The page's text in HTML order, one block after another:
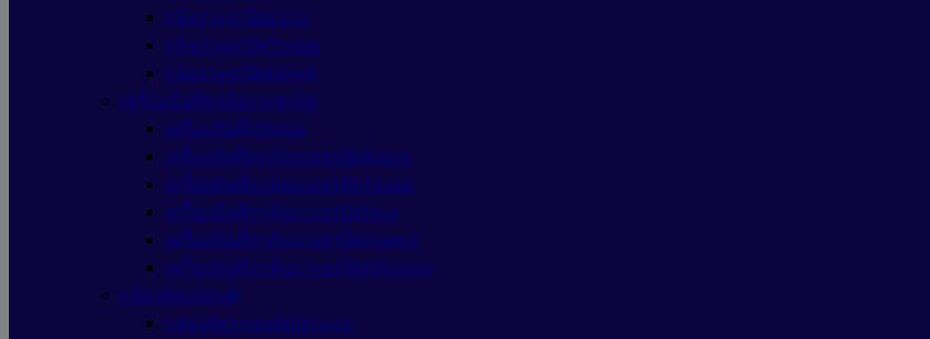
กล้องวงจรปิดEzviz
กล้องวงจรปิดTp-link
กล้องวงจรปิดHilook
เครื่องบันทึกกล้องวงจรปิด
เครื่องบันทึกDahua
เครื่องบันทึกกล้องวงจรปิดHilook
เครื่องบันทึกกล้องวงจรปิดTp-link
เครื่องบันทึกกล้องวงจรปิดImou
เครื่องบันทึกกล้องวงจรปิดUniarch
เครื่องบันทึกกล้องวงจรปิดHikvision
กล้องติดรถยนต์
กล้องติดรถยนต์Hikvision